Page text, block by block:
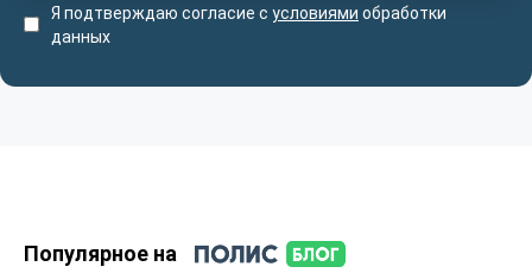
Я подтверждаю согласие с условиями обработки
данных
Популярное на